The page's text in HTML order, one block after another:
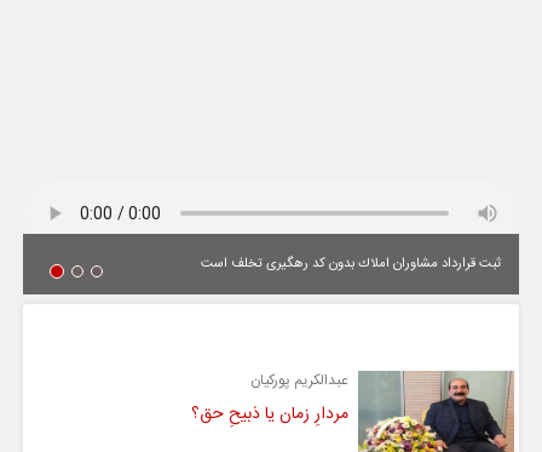
ثبت قرارداد مشاوران املاك بدون كد رهگیری تخلف است
عبدالکریم پورکیان
مردارِ زمان یا ذبیحِ حق؟